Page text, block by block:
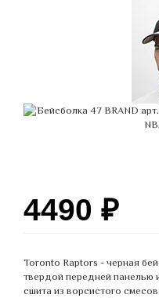
4490 ₽
Toronto Raptors - черная
твердой передней панелью
сшита из ворсистого